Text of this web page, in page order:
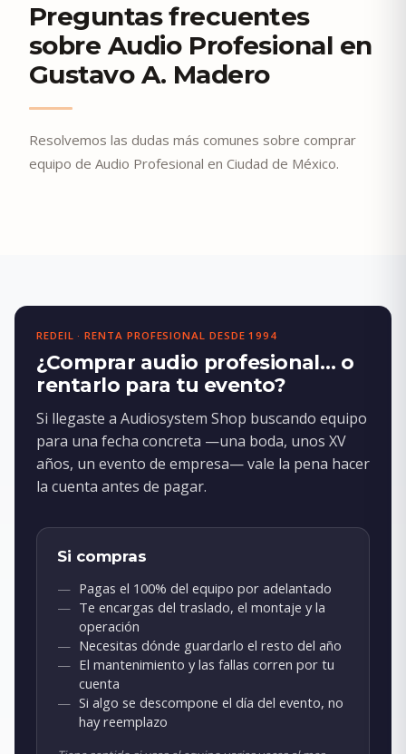
Preguntas frecuentes
sobre Audio Profesional en
Gustavo A. Madero
Resolvemos las dudas más comunes sobre comprar
equipo de Audio Profesional en Ciudad de México.
REDEIL · RENTA PROFESIONAL DESDE 1994
¿Comprar audio profesional… o
rentarlo para tu evento?
Si llegaste a Audiosystem Shop buscando equipo
para una fecha concreta —una boda, unos XV
años, un evento de empresa— vale la pena hacer
la cuenta antes de pagar.
Si compras
Pagas el 100% del equipo por adelantado
Te encargas del traslado, el montaje y la
operación
Necesitas dónde guardarlo el resto del año
El mantenimiento y las fallas corren por tu
cuenta
Si algo se descompone el día del evento, no
hay reemplazo